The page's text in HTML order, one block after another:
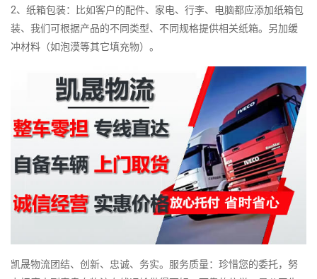
2、纸箱包装：比如客户的配件、家电、行李、电脑都应添加纸箱包
装、我们可根据产品的不同类型、不同规格提供相关纸箱。另加缓
冲材料（如泡漠等其它填充物）。
凯晟物流团结、创新、忠诚、务实。服务质量：珍惜您的委托，努